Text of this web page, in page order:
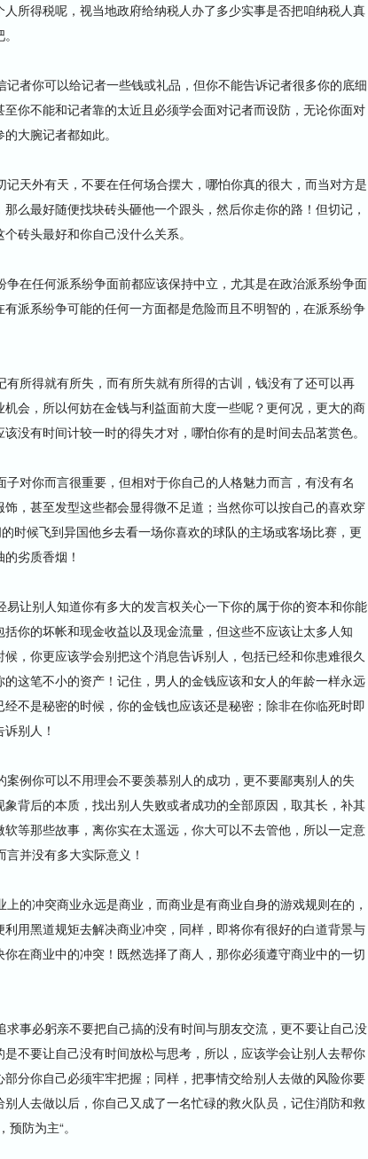
所得税呢，视当地政府给纳税人办了多少实事是否把咱纳税人真
者你可以给记者一些钱或礼品，但你不能告诉记者很多你的底细
你不能和记者靠的太近且必须学会面对记者而设防，无论你面对
大腕记者都如此。
天外有天，不要在任何场合摆大，哪怕你真的很大，而当对方是
么最好随便找块砖头砸他一个跟头，然后你走你的路！但切记，
砖头最好和你自己没什么关系。
在任何派系纷争面前都应该保持中立，尤其是在政治派系纷争面
派系纷争可能的任何一方面都是危险而且不明智的，在派系纷争
所得就有所失，而有所失就有所得的古训，钱没有了还可以再
会，所以何妨在金钱与利益面前大度一些呢？更何况，更大的商
没有时间计较一时的得失才对，哪怕你有的是时间去品茗赏色。
对你而言很重要，但相对于你自己的人格魅力而言，有没有名
，甚至发型这些都会显得微不足道；当然你可以按自己的喜欢穿
时候飞到异国他乡去看一场你喜欢的球队的主场或客场比赛，更
劣质香烟！
让别人知道你有多大的发言权关心一下你的属于你的资本和你能
你的坏帐和现金收益以及现金流量，但这些不应该让太多人知
，你更应该学会别把这个消息告诉别人，包括已经和你患难很久
这笔不小的资产！记住，男人的金钱应该和女人的年龄一样永远
不是秘密的时候，你的金钱也应该还是秘密；除非在你临死时即
别人！
例你可以不用理会不要羡慕别人的成功，更不要鄙夷别人的失
背后的本质，找出别人失败或者成功的全部原因，取其长，补其
等那些故事，离你实在太遥远，你大可以不去管他，所以一定意
并没有多大实际意义！
冲突商业永远是商业，而商业是有商业自身的游戏规则在的，
用黑道规矩去解决商业冲突，同样，即将你有很好的白道背景与
在商业中的冲突！既然选择了商人，那你必须遵守商业中的一切
事必躬亲不要把自己搞的没有时间与朋友交流，更不要让自己没
不要让自己没有时间放松与思考，所以，应该学会让别人去帮你
分你自己必须牢牢把握；同样，把事情交给别人去做的风险你要
人去做以后，你自己又成了一名忙碌的救火队员，记住消防和救
防为主“。